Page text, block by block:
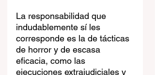
La responsabilidad que
indudablemente sí les
corresponde es la de tácticas
de horror y de escasa
eficacia, como las
ejecuciones extrajudiciales y